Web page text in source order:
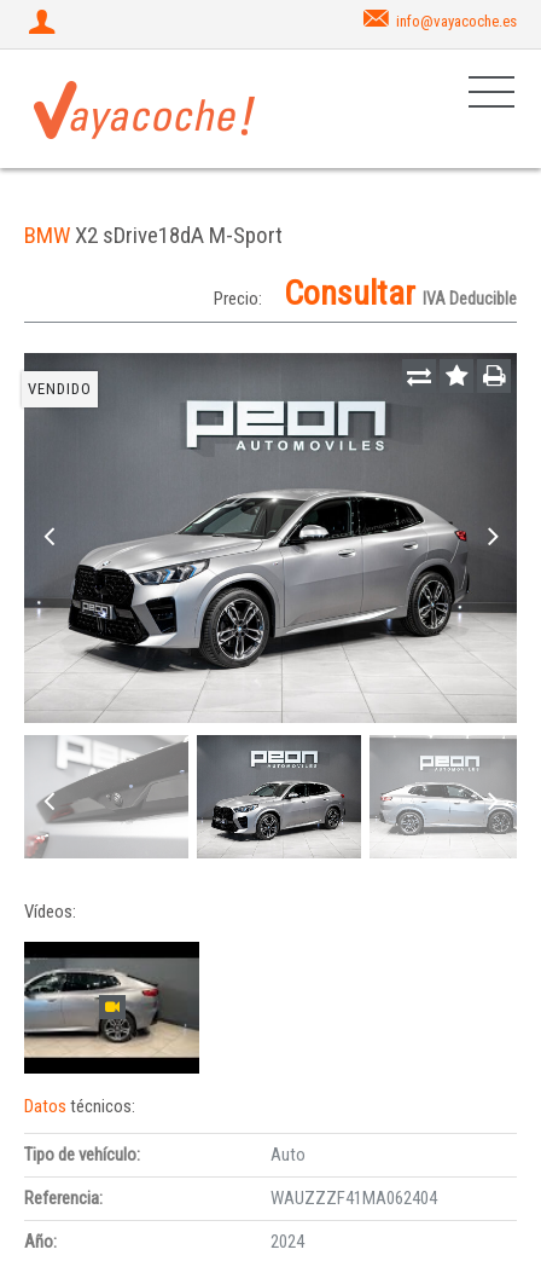
info@vayacoche.es
BMW X2 sDrive18dA M-Sport
Precio: Consultar IVA Deducible
VENDIDO
Vídeos:
Datos técnicos:
Tipo de vehículo:
Auto
Referencia:
WAUZZZF41MA062404
Año:
2024